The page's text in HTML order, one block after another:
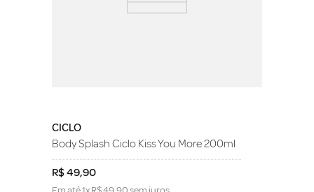
CICLO
Body Splash Ciclo Kiss You More 200ml
R$49,90